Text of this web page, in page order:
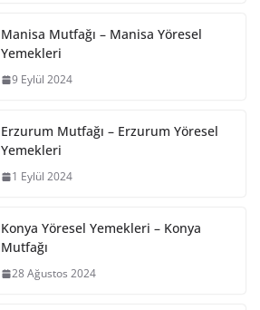
Manisa Mutfağı – Manisa Yöresel
Yemekleri
9 Eylül 2024
Erzurum Mutfağı – Erzurum Yöresel
Yemekleri
1 Eylül 2024
Konya Yöresel Yemekleri – Konya
Mutfağı
28 Ağustos 2024